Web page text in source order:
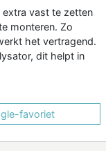
vast te zetten
monteren. Zo
het vertragend.
dit helpt in
favoriet